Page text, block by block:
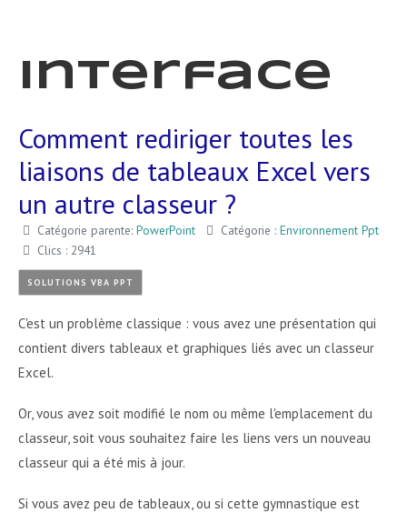
Interface
Comment rediriger toutes les
liaisons de tableaux Excel vers
un autre classeur ?
Catégorie parente: PowerPoint Catégorie : Environnement Ppt
Clics : 2941
SOLUTIONS VBA PPT
C'est un problème classique : vous avez une présentation qui
contient divers tableaux et graphiques liés avec un classeur
Excel.
Or, vous avez soit modifié le nom ou même l'emplacement du
classeur, soit vous souhaitez faire les liens vers un nouveau
classeur qui a été mis à jour.
Si vous avez peu de tableaux, ou si cette gymnastique est